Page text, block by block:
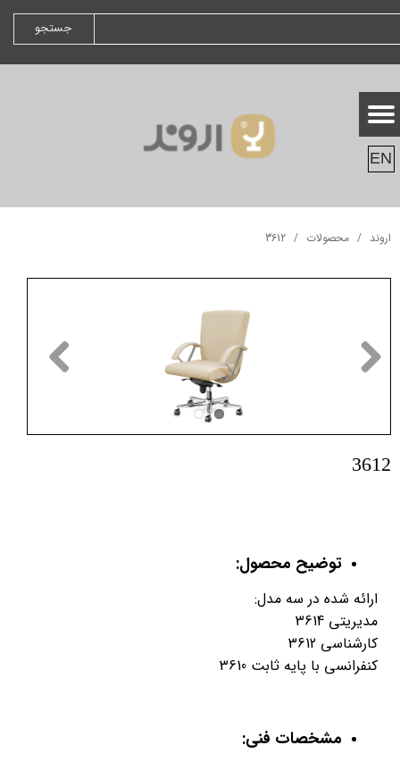
جستجو
EN
اروند محصولات 3612
3612
توضیح محصول:
ارائه شده در سه مدل:
مدیریتی 3614
کارشناسی 3612
کنفرانسی با پایه ثابت 3610
مشخصات فنی: